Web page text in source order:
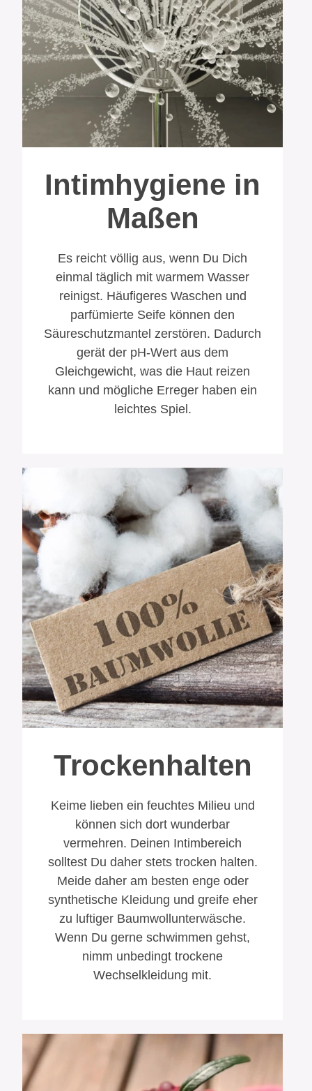
Intimhygiene in
Maßen
Es reicht völlig aus, wenn Du Dich
einmal täglich mit warmem Wasser
reinigst. Häufigeres Waschen und
parfümierte Seife können den
Säureschutzmantel zerstören. Dadurch
gerät der pH-Wert aus dem
Gleichgewicht, was die Haut reizen
kann und mögliche Erreger haben ein
leichtes Spiel.
Trockenhalten
Keime lieben ein feuchtes Milieu und
können sich dort wunderbar
vermehren. Deinen Intimbereich
solltest Du daher stets trocken halten.
Meide daher am besten enge oder
synthetische Kleidung und greife eher
zu luftiger Baumwoll­unterwäsche.
Wenn Du gerne schwimmen gehst,
nimm unbedingt trockene
Wechselkleidung mit.